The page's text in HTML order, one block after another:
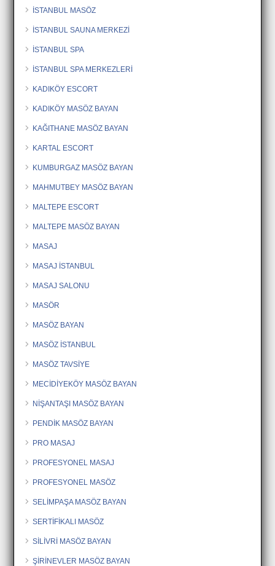
İSTANBUL MASÖZ
İSTANBUL SAUNA MERKEZİ
İSTANBUL SPA
İSTANBUL SPA MERKEZLERİ
KADIKÖY ESCORT
KADIKÖY MASÖZ BAYAN
KAĞITHANE MASÖZ BAYAN
KARTAL ESCORT
KUMBURGAZ MASÖZ BAYAN
MAHMUTBEY MASÖZ BAYAN
MALTEPE ESCORT
MALTEPE MASÖZ BAYAN
MASAJ
MASAJ İSTANBUL
MASAJ SALONU
MASÖR
MASÖZ BAYAN
MASÖZ İSTANBUL
MASÖZ TAVSİYE
MECİDİYEKÖY MASÖZ BAYAN
NİŞANTAŞI MASÖZ BAYAN
PENDİK MASÖZ BAYAN
PRO MASAJ
PROFESYONEL MASAJ
PROFESYONEL MASÖZ
SELİMPAŞA MASÖZ BAYAN
SERTİFİKALI MASÖZ
SİLİVRİ MASÖZ BAYAN
ŞİRİNEVLER MASÖZ BAYAN